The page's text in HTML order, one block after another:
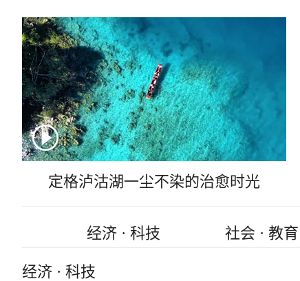
定格泸沽湖一尘不染的治愈时光
经济 · 科技 社会 · 教育
经济 · 科技